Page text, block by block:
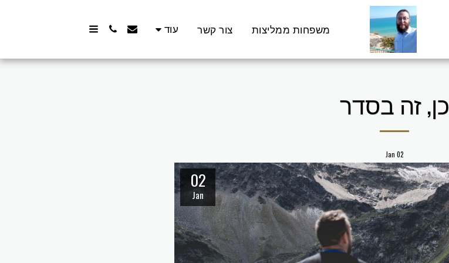
משפחות ממליצות צור קשר עוד
כן, זה בסדר
02
Jan
02
Jan